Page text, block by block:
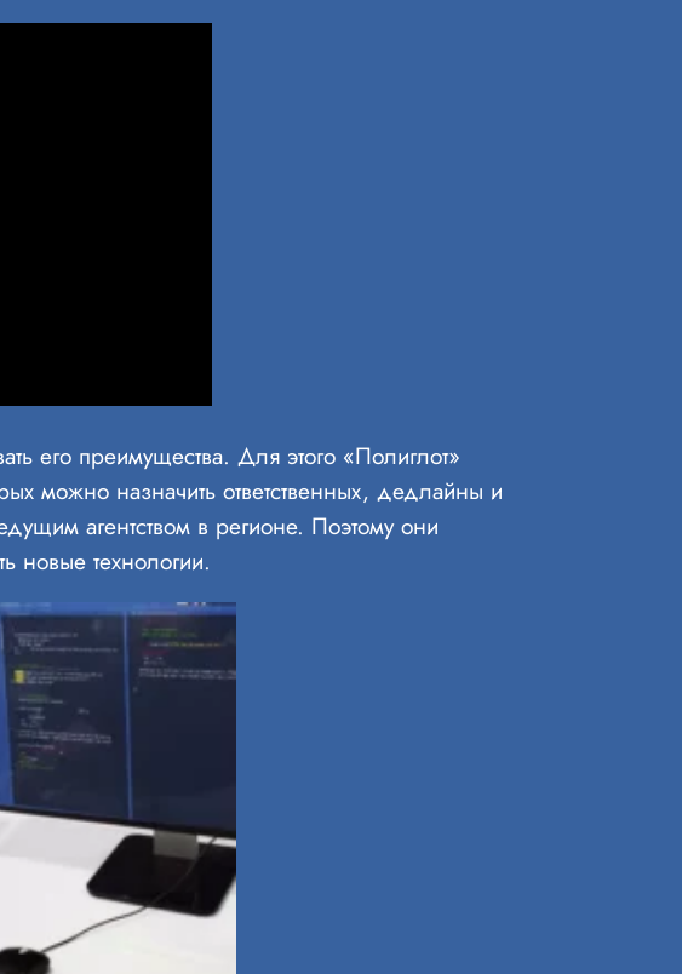
его преимущества. Для этого «Полиглот»
можно назначить ответственных, дедлайны и
агентством в регионе. Поэтому они
новые технологии.